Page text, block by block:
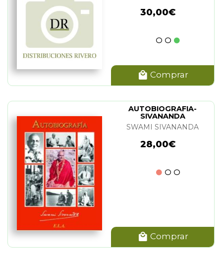
30,00€
Comprar
AUTOBIOGRAFIA-
SIVANANDA
SWAMI SIVANANDA
28,00€
Comprar